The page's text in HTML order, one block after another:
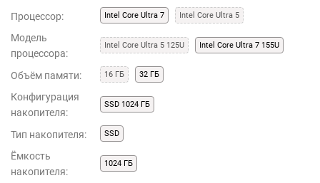
Процессор: Intel Core Ultra 7 Intel Core Ultra 5
Модель
процессора:
Intel Core Ultra 5 125U Intel Core Ultra 7 155U
Объём памяти: 16 ГБ 32 ГБ
Конфигурация
накопителя:
SSD 1024 ГБ
Тип накопителя: SSD
Ёмкость
накопителя:
1024 ГБ